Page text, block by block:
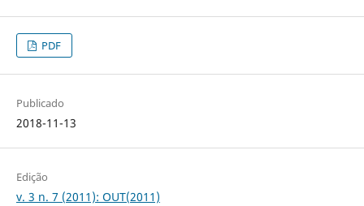
PDF
Publicado
2018-11-13
Edição
v. 3 n. 7 (2011): OUT(2011)